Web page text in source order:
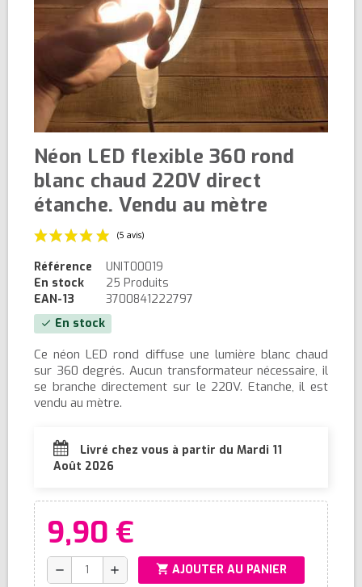
Néon LED flexible 360 rond
blanc chaud 220V direct
étanche. Vendu au mètre
Référence
UNIT00019
En stock
25 Produits
EAN-13
3700841222797
check En stock
Ce néon LED rond diffuse une lumière blanc chaud
sur 360 degrés. Aucun transformateur nécessaire, il
se branche directement sur le 220V. Etanche, il est
vendu au mètre.
Livré chez vous à partir du Mardi 11
Août 2026
9,90 €
remove add shopping_cart AJOUTER AU PANIER